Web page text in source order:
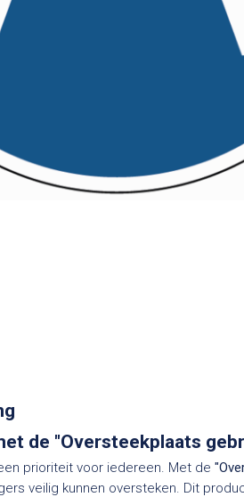
de "Oversteekplaats
prioriteit voor iedereen. Met de
veilig kunnen oversteken. Dit